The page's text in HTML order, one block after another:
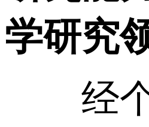
学研究
经个